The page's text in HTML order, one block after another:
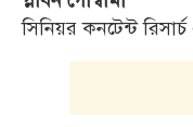
সিনিয়র কনটেন্ট